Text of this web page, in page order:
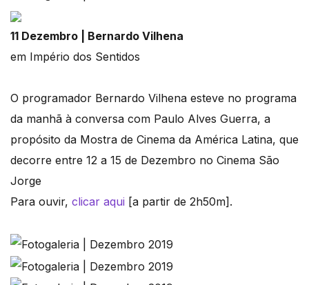
11 Dezembro | Bernardo Vilhena
em Império dos Sentidos
O programador Bernardo Vilhena esteve no programa
da manhã à conversa com Paulo Alves Guerra, a
propósito da Mostra de Cinema da América Latina, que
decorre entre 12 a 15 de Dezembro no Cinema São
Jorge
Para ouvir, clicar aqui [a partir de 2h50m].